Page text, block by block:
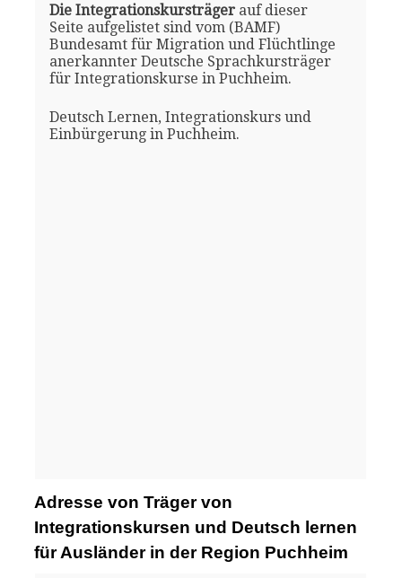
Die Integrationskursträgerauf dieser
Seite aufgelistet sind vom (BAMF)
Bundesamt für Migration und Flüchtlinge
anerkannter Deutsche Sprachkursträger
für Integrationskurse in Puchheim.
Deutsch Lernen, Integrationskurs und
Einbürgerung in Puchheim.
Adresse von Träger von
Integrationskursen und Deutsch lernen
für Ausländer in der Region Puchheim